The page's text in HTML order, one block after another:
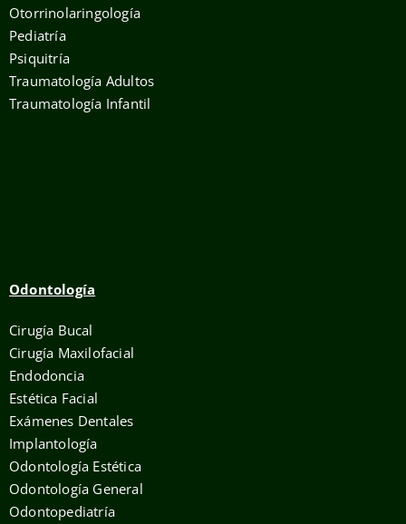
Otorrinolaringología
Pediatría
Psiquitría
Traumatología Adultos
Traumatología Infantil
Odontología
Cirugía Bucal
Cirugía Maxilofacial
Endodoncia
Estética Facial
Exámenes Dentales
Implantología
Odontología Estética
Odontología General
Odontopediatría